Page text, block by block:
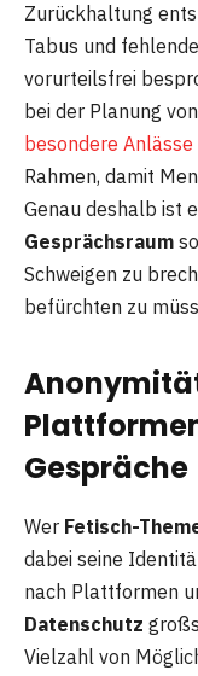
Zurückhaltung
Tabus und
vorurteilsfrei
bei der Planung von
besondere Anlässe
Rahmen, damit
Genau deshalb ist
Gesprächsraum
Schweigen zu
befürchten zu
Gespräche
Wer Fetisch-
dabei seine
nach Plattformen
Datenschutz
Vielzahl von